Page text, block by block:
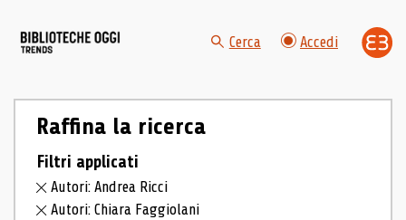
Cerca Accedi
Raffina la ricerca
Filtri applicati
Autori: Andrea Ricci
Autori: Chiara Faggiolani